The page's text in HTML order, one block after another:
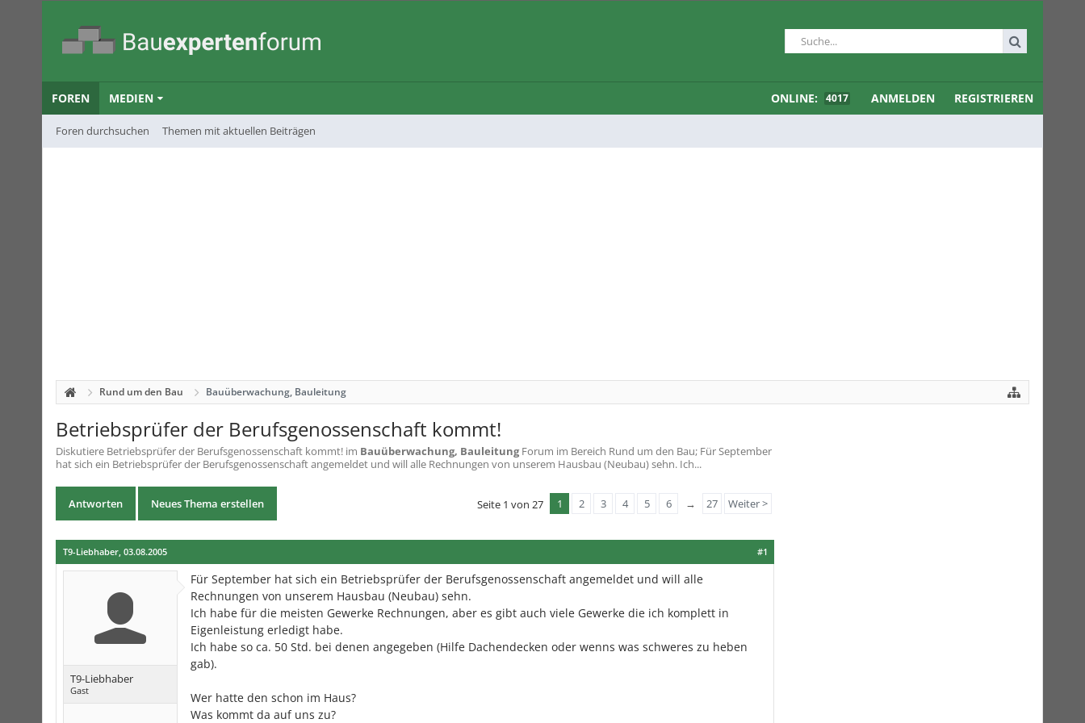
FOREN
Foren durchsuchen Themen mit aktuellen Beiträgen
MEDIEN ONLINE: 4017 ANMELDEN REGISTRIEREN
Rund um den Bau Bauüberwachung, Bauleitung
Betriebsprüfer der Berufsgenossenschaft kommt!
Diskutiere Betriebsprüfer der Berufsgenossenschaft kommt! im Bauüberwachung, Bauleitung Forum im Bereich Rund um den Bau; Für September
hat sich ein Betriebsprüfer der Berufsgenossenschaft angemeldet und will alle Rechnungen von unserem Hausbau (Neubau) sehn. Ich...
Antworten Neues Thema erstellen Seite 1 von 27 1 2 3 4 5 6 → 27 Weiter >
#1
T9-Liebhaber, 03.08.2005
T9-Liebhaber
Gast
Für September hat sich ein Betriebsprüfer der Berufsgenossenschaft angemeldet und will alle
Rechnungen von unserem Hausbau (Neubau) sehn.
Ich habe für die meisten Gewerke Rechnungen, aber es gibt auch viele Gewerke die ich komplett in
Eigenleistung erledigt habe.
Ich habe so ca. 50 Std. bei denen angegeben (Hilfe Dachendecken oder wenns was schweres zu heben
gab).
Wer hatte den schon im Haus?
Was kommt da auf uns zu?